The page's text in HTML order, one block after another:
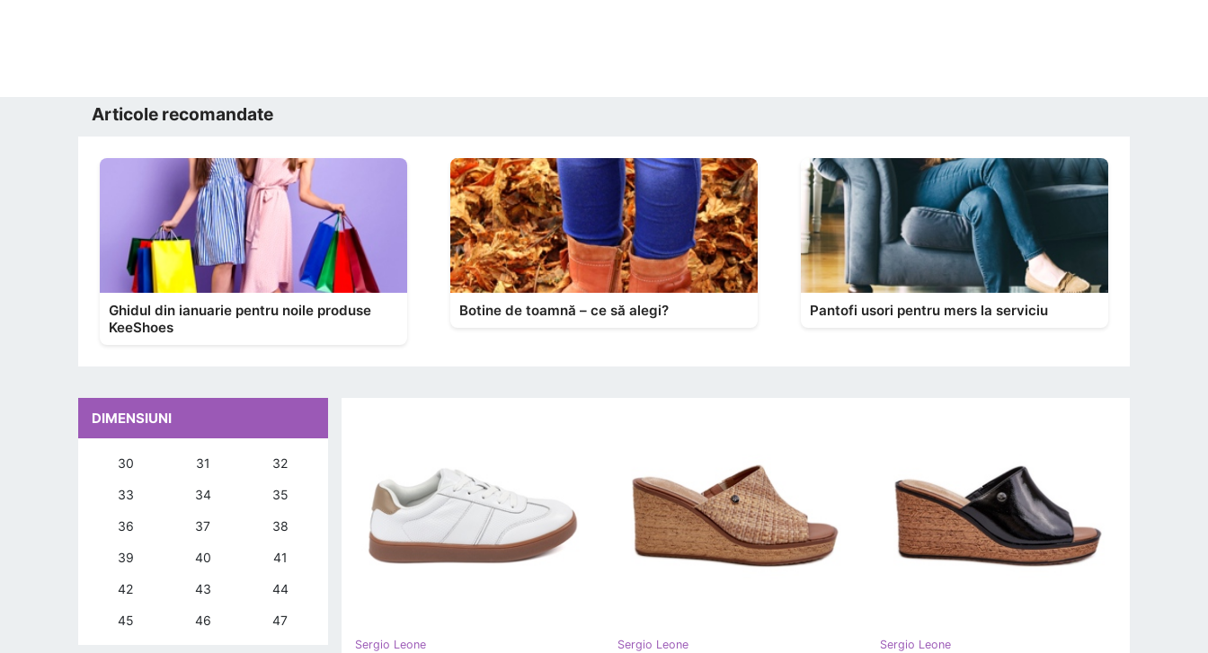
Articole recomandate
Ghidul din ianuarie pentru noile produse
KeeShoes
Botine de toamnă – ce să alegi? Pantofi usori pentru mers la serviciu
Sergio Leone
Sergio Leone
Sergio Leone
DIMENSIUNI
30 31 32
33 34 35
36 37 38
39 40 41
42 43 44
45 46 47